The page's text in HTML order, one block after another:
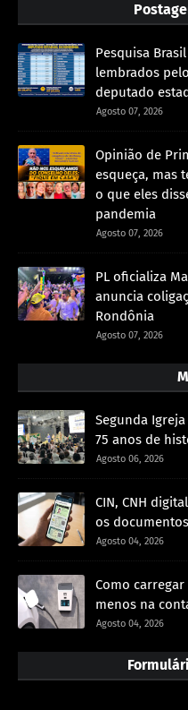
Pesquisa
lembrados
deputado
Agosto 07, 2026
Opinião de
esqueça, mas
o que eles
pandemia
Agosto 07, 2026
PL oficializa
anuncia
Rondônia
Agosto 07, 2026
Segunda
75 anos de
Agosto 06, 2026
CIN, CNH
os
Agosto 04, 2026
Como
menos na
Agosto 04, 2026